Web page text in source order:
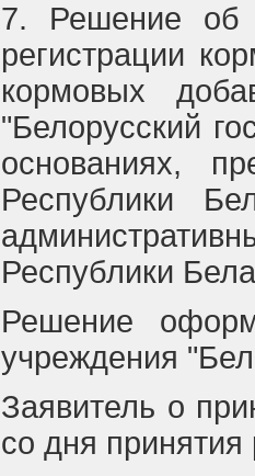
7. Решение об
регистрации
кормовых
"Белорусский
основаниях,
Республики
Республики
Решение
учреждения
Заявитель о
со дня